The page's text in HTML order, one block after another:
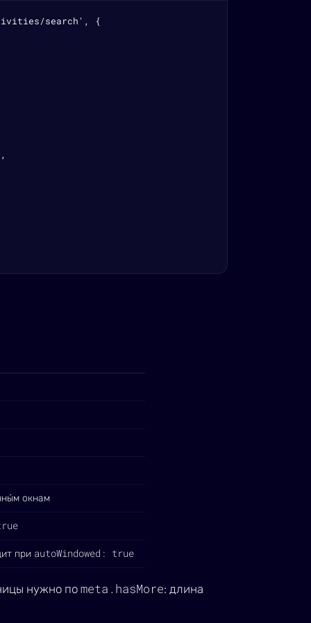
search', {
окнам
при autoWindowed: true
нужно поmeta.hasMore: длина